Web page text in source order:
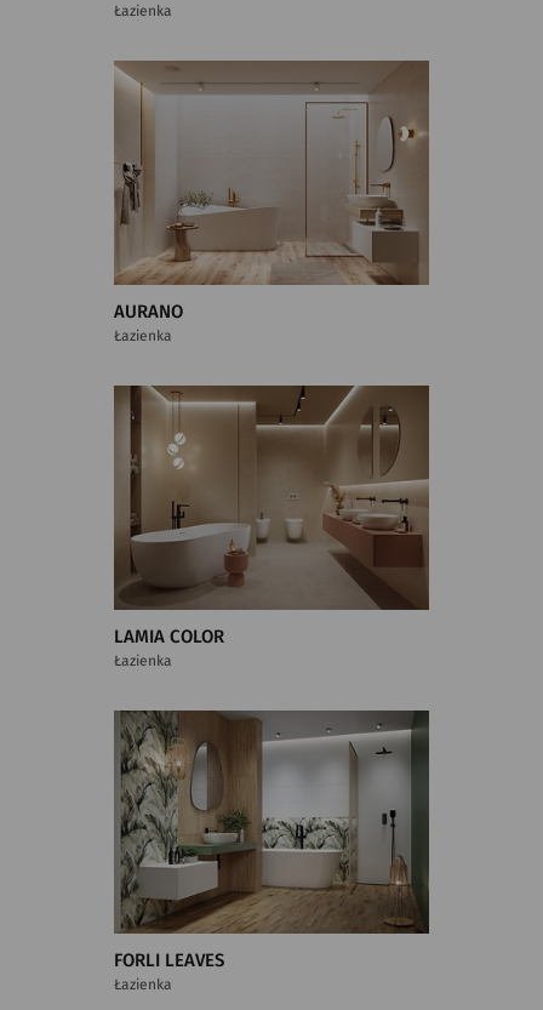
Łazienka
AURANO
Łazienka
LAMIA COLOR
Łazienka
FORLI LEAVES
Łazienka